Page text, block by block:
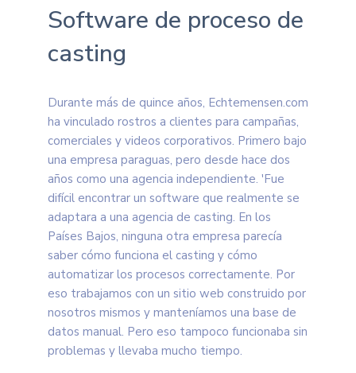
Software de proceso de
casting
Durante más de quince años, Echtemensen.com
ha vinculado rostros a clientes para campañas,
comerciales y videos corporativos. Primero bajo
una empresa paraguas, pero desde hace dos
años como una agencia independiente. 'Fue
difícil encontrar un software que realmente se
adaptara a una agencia de casting. En los
Países Bajos, ninguna otra empresa parecía
saber cómo funciona el casting y cómo
automatizar los procesos correctamente. Por
eso trabajamos con un sitio web construido por
nosotros mismos y manteníamos una base de
datos manual. Pero eso tampoco funcionaba sin
problemas y llevaba mucho tiempo.